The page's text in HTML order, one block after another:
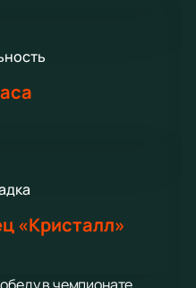
«Кристалл»